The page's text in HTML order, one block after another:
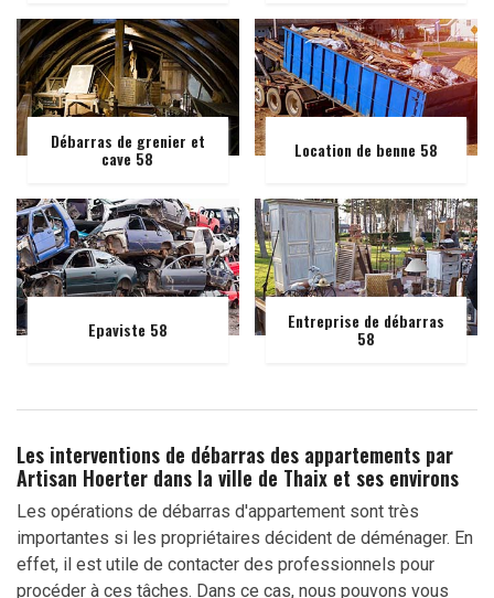
Débarras de grenier et
cave 58 Location de benne 58
Epaviste 58 Entreprise de débarras
58
Les interventions de débarras des appartements par
Artisan Hoerter dans la ville de Thaix et ses environs
Les opérations de débarras d'appartement sont très
importantes si les propriétaires décident de déménager. En
effet, il est utile de contacter des professionnels pour
procéder à ces tâches. Dans ce cas, nous pouvons vous